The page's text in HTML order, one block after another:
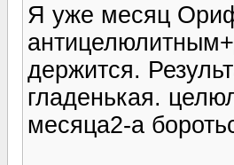
Я уже месяц
держится.
гладенькая.
месяца2-а